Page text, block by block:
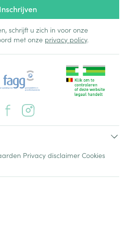
Inschrijven
schrijft u zich in voor onze
met onze privacy policy.
Privacy disclaimer Cookies